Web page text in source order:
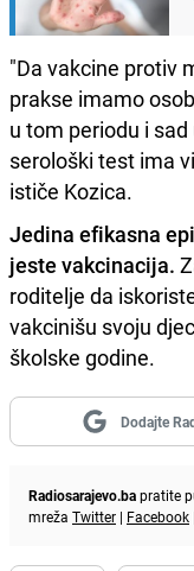
"Da vakcine protiv
prakse imamo
u tom periodu i
serološki test ima
ističe Kozica.
Jedina efikasna
jeste vakcinacija.
roditelje da
vakcinišu svoju
školske godine.
Dodajte
Radiosarajevo.bapratite
mreža Twitter | Facebook